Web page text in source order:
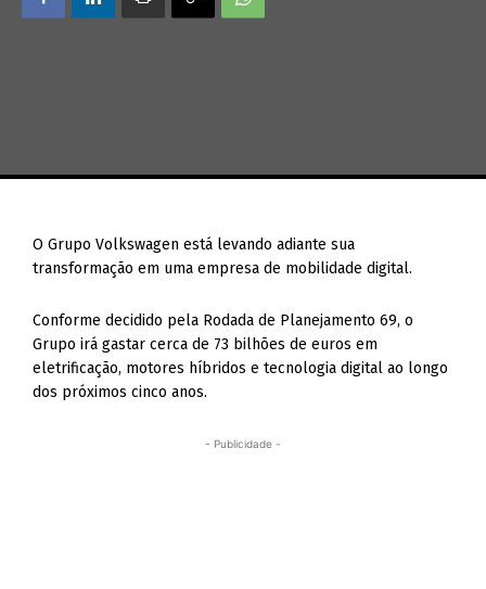
O Grupo Volkswagen está levando adiante sua
transformação em uma empresa de mobilidade digital.
Conforme decidido pela Rodada de Planejamento 69, o
Grupo irá gastar cerca de 73 bilhões de euros em
eletrificação, motores híbridos e tecnologia digital ao longo
dos próximos cinco anos.
- Publicidade -